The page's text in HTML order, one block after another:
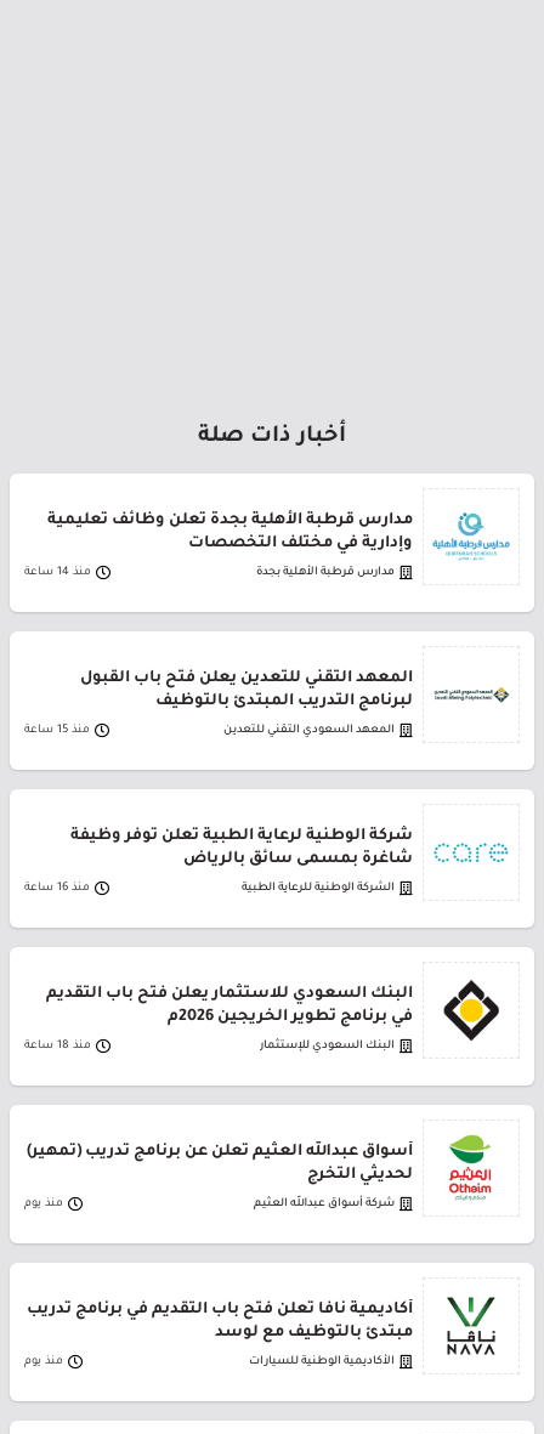
أخبار ذات صلة
مدارس قرطبة الأهلية بجدة تعلن وظائف تعليمية
وإدارية في مختلف التخصصات
مدارس قرطبة الأهلية بجدة منذ 14 ساعة
المعهد التقني للتعدين يعلن فتح باب القبول
لبرنامج التدريب المبتدئ بالتوظيف
المعهد السعودي التقني للتعدين منذ 15 ساعة
شركة الوطنية لرعاية الطبية تعلن توفر وظيفة
شاغرة بمسمى سائق بالرياض
الشركة الوطنية للرعاية الطبية منذ 16 ساعة
البنك السعودي للاستثمار يعلن فتح باب التقديم
في برنامج تطوير الخريجين 2026م
البنك السعودي للإستثمار منذ 18 ساعة
أسواق عبدالله العثيم تعلن عن برنامج تدريب (تمهير)
لحديثي التخرج
شركة أسواق عبدالله العثيم منذ يوم
أكاديمية نافا تعلن فتح باب التقديم في برنامج تدريب
مبتدئ بالتوظيف مع لوسد
الأكاديمية الوطنية للسيارات منذ يوم